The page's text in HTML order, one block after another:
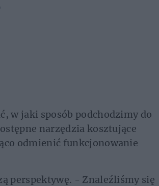
w jaki sposób podchodzimy do
narzędzia kosztujące
odmienić funkcjonowanie
perspektywę. - Znaleźliśmy się